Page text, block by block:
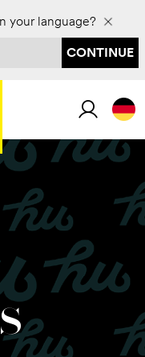
your language?
CONTINUE